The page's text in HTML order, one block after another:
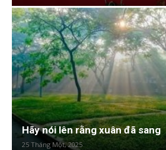
Hãy nói lên rằng xuân đã sang
25 Tháng Một, 2025